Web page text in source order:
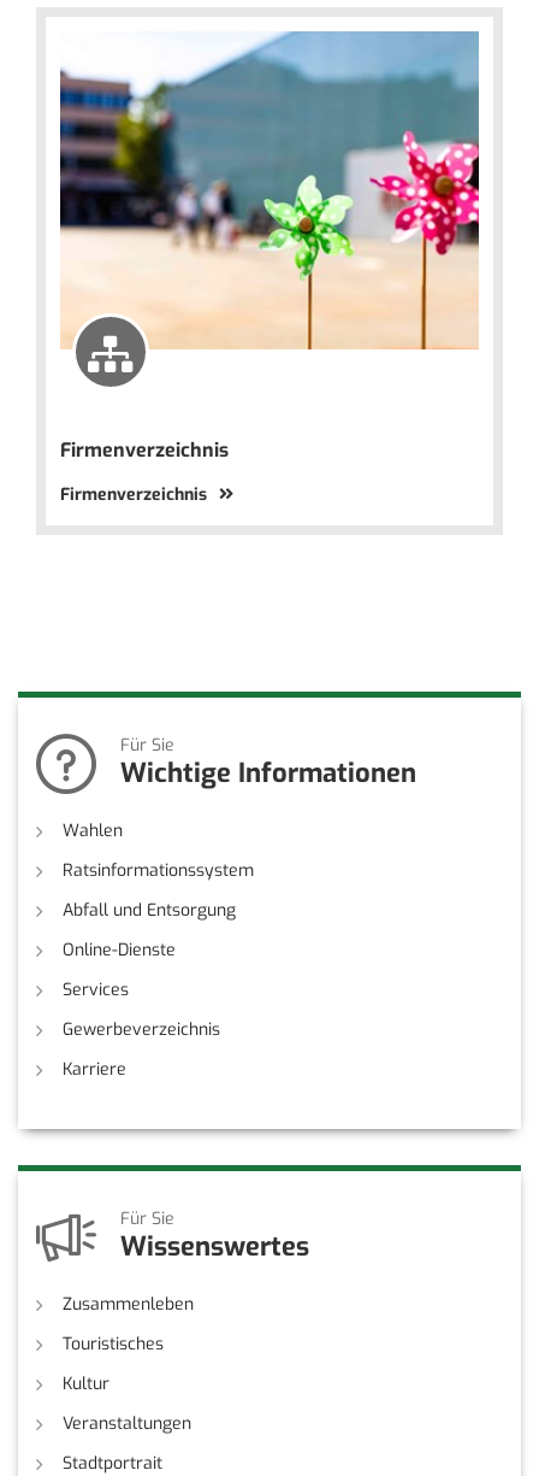
Firmenverzeichnis
Firmenverzeichnis
Für Sie
Wichtige Informationen
Wahlen
Ratsinformationssystem
Abfall und Entsorgung
Online-Dienste
Services
Gewerbeverzeichnis
Karriere
Für Sie
Wissenswertes
Zusammenleben
Touristisches
Kultur
Veranstaltungen
Stadtportrait